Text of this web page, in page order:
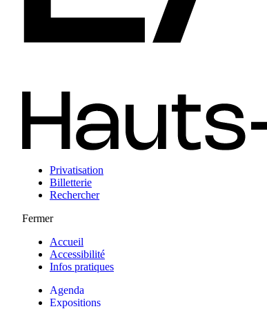
Privatisation
Billetterie
Rechercher
Fermer
Accueil
Accessibilité
Infos pratiques
Agenda
Expositions